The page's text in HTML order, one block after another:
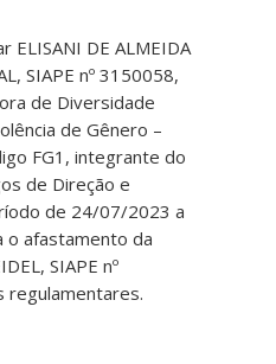
ELISANI DE ALMEIDA
SIAPE nº 3150058,
de Diversidade
de Gênero –
FG1, integrante do
de Direção e
de 24/07/2023 a
afastamento da
SIAPE nº
regulamentares.